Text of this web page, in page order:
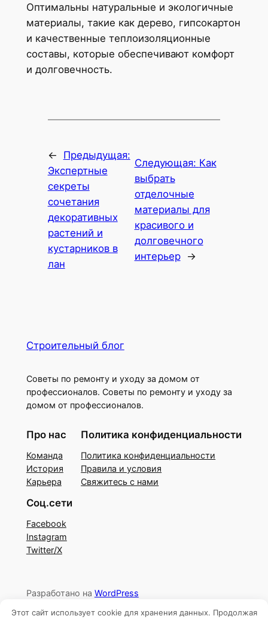
Оптимальны натуральные и экологичные
материалы, такие как дерево, гипсокартон
и качественные теплоизоляционные
составы, которые обеспечивают комфорт
и долговечность.
←
Предыдущая:
Экспертные
секреты
сочетания
декоративных
растений и
кустарников в
лан
Следующая: Как
выбрать
отделочные
материалы для
красивого и
долговечного
интерьер
→
Строительный блог
Советы по ремонту и уходу за домом от
профессионалов. Советы по ремонту и уходу за
домом от профессионалов.
Про нас
Команда
История
Карьера
Политика конфиденциальности
Политика конфиденциальности
Правила и условия
Свяжитесь с нами
Соц.сети
Facebook
Instagram
Twitter/X
Разработано на WordPress
Этот сайт использует cookie для хранения данных. Продолжая